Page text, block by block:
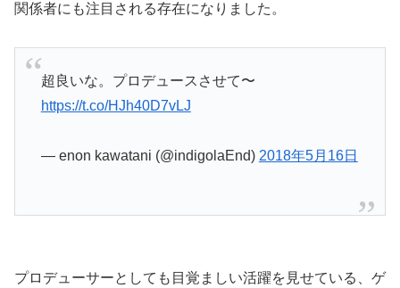
関係者にも注目される存在になりました。
超良いな。プロデュースさせて〜
https://t.co/HJh40D7vLJ
— enon kawatani (@indigolaEnd) 2018年5月16日
プロデューサーとしても目覚ましい活躍を見せている、ゲ